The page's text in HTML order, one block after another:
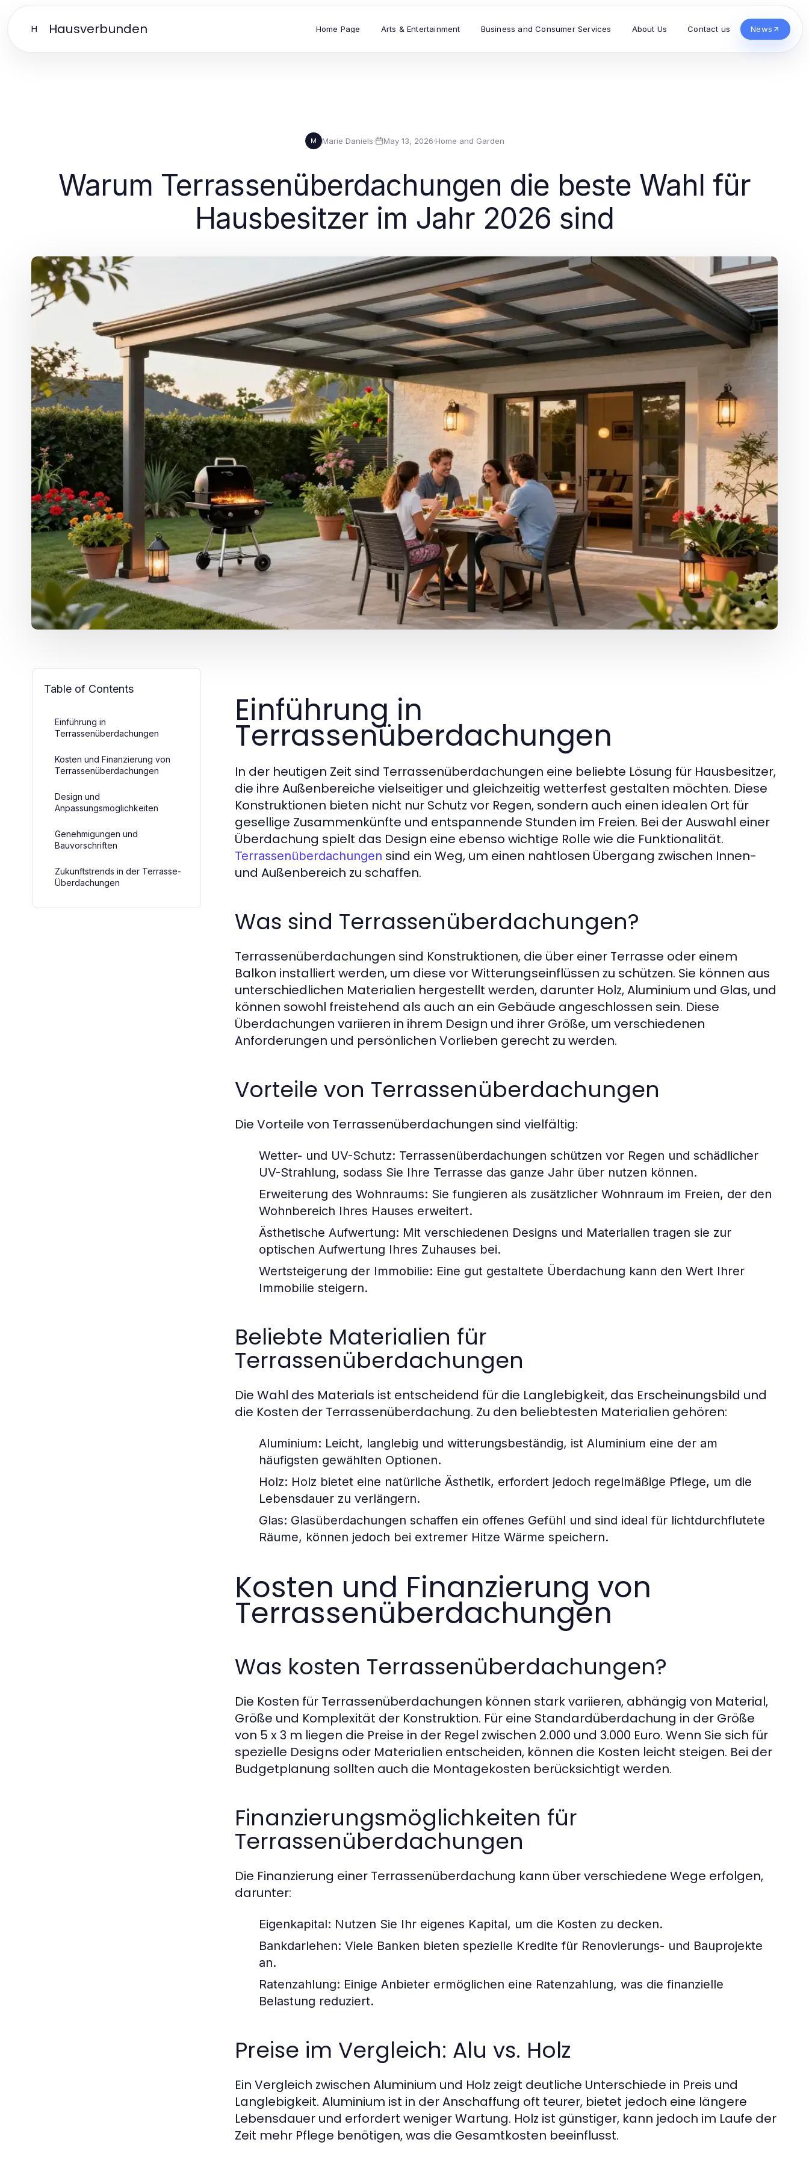
H Hausverbunden Home Page Arts & Entertainment Business and Consumer Services About Us Contact us News
M Marie Daniels· May 13, 2026·Home and Garden
Warum Terrassenüberdachungen die beste Wahl für
Hausbesitzer im Jahr 2026 sind
Table of Contents
Einführung in
Terrassenüberdachungen
Kosten und Finanzierung von
Terrassenüberdachungen
Design und
Anpassungsmöglichkeiten
Genehmigungen und
Bauvorschriften
Zukunftstrends in der Terrasse-
Überdachungen
Einführung in
Terrassenüberdachungen
In der heutigen Zeit sind Terrassenüberdachungen eine beliebte Lösung für Hausbesitzer,
die ihre Außenbereiche vielseitiger und gleichzeitig wetterfest gestalten möchten. Diese
Konstruktionen bieten nicht nur Schutz vor Regen, sondern auch einen idealen Ort für
gesellige Zusammenkünfte und entspannende Stunden im Freien. Bei der Auswahl einer
Überdachung spielt das Design eine ebenso wichtige Rolle wie die Funktionalität.
Terrassenüberdachungen sind ein Weg, um einen nahtlosen Übergang zwischen Innen-
und Außenbereich zu schaffen.
Was sind Terrassenüberdachungen?
Terrassenüberdachungen sind Konstruktionen, die über einer Terrasse oder einem
Balkon installiert werden, um diese vor Witterungseinflüssen zu schützen. Sie können aus
unterschiedlichen Materialien hergestellt werden, darunter Holz, Aluminium und Glas, und
können sowohl freistehend als auch an ein Gebäude angeschlossen sein. Diese
Überdachungen variieren in ihrem Design und ihrer Größe, um verschiedenen
Anforderungen und persönlichen Vorlieben gerecht zu werden.
Vorteile von Terrassenüberdachungen
Die Vorteile von Terrassenüberdachungen sind vielfältig:
Wetter- und UV-Schutz: Terrassenüberdachungen schützen vor Regen und schädlicher
UV-Strahlung, sodass Sie Ihre Terrasse das ganze Jahr über nutzen können.
Erweiterung des Wohnraums: Sie fungieren als zusätzlicher Wohnraum im Freien, der den
Wohnbereich Ihres Hauses erweitert.
Ästhetische Aufwertung: Mit verschiedenen Designs und Materialien tragen sie zur
optischen Aufwertung Ihres Zuhauses bei.
Wertsteigerung der Immobilie: Eine gut gestaltete Überdachung kann den Wert Ihrer
Immobilie steigern.
Beliebte Materialien für
Terrassenüberdachungen
Die Wahl des Materials ist entscheidend für die Langlebigkeit, das Erscheinungsbild und
die Kosten der Terrassenüberdachung. Zu den beliebtesten Materialien gehören:
Aluminium: Leicht, langlebig und witterungsbeständig, ist Aluminium eine der am
häufigsten gewählten Optionen.
Holz: Holz bietet eine natürliche Ästhetik, erfordert jedoch regelmäßige Pflege, um die
Lebensdauer zu verlängern.
Glas: Glasüberdachungen schaffen ein offenes Gefühl und sind ideal für lichtdurchflutete
Räume, können jedoch bei extremer Hitze Wärme speichern.
Kosten und Finanzierung von
Terrassenüberdachungen
Was kosten Terrassenüberdachungen?
Die Kosten für Terrassenüberdachungen können stark variieren, abhängig von Material,
Größe und Komplexität der Konstruktion. Für eine Standardüberdachung in der Größe
von 5 x 3 m liegen die Preise in der Regel zwischen 2.000 und 3.000 Euro. Wenn Sie sich für
spezielle Designs oder Materialien entscheiden, können die Kosten leicht steigen. Bei der
Budgetplanung sollten auch die Montagekosten berücksichtigt werden.
Finanzierungsmöglichkeiten für
Terrassenüberdachungen
Die Finanzierung einer Terrassenüberdachung kann über verschiedene Wege erfolgen,
darunter:
Eigenkapital: Nutzen Sie Ihr eigenes Kapital, um die Kosten zu decken.
Bankdarlehen: Viele Banken bieten spezielle Kredite für Renovierungs- und Bauprojekte
an.
Ratenzahlung: Einige Anbieter ermöglichen eine Ratenzahlung, was die finanzielle
Belastung reduziert.
Preise im Vergleich: Alu vs. Holz
Ein Vergleich zwischen Aluminium und Holz zeigt deutliche Unterschiede in Preis und
Langlebigkeit. Aluminium ist in der Anschaffung oft teurer, bietet jedoch eine längere
Lebensdauer und erfordert weniger Wartung. Holz ist günstiger, kann jedoch im Laufe der
Zeit mehr Pflege benötigen, was die Gesamtkosten beeinflusst.